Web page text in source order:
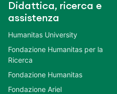
Didattica, ricerca e
assistenza
Humanitas University
Fondazione Humanitas per la
Ricerca
Fondazione Humanitas
Fondazione Ariel